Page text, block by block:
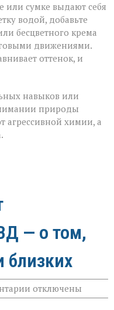
или сумке выдают себя
водой, добавьте
бесцветного крема
движениями.
оттенок, и
навыков или
природы
агрессивной химии, а
— о том,
близких
к
записи
отключены